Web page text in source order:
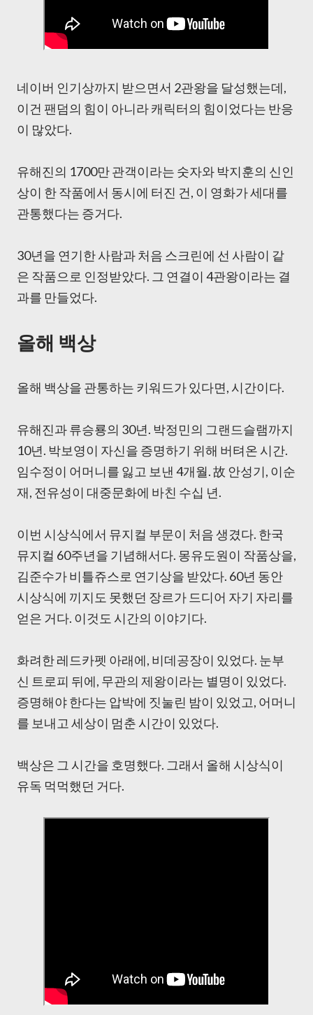
네이버 인기상까지 받으면서 2관왕을 달성했는데,
이건 팬덤의 힘이 아니라 캐릭터의 힘이었다는 반응
이 많았다.
유해진의 1700만 관객이라는 숫자와 박지훈의 신인
상이 한 작품에서 동시에 터진 건, 이 영화가 세대를
관통했다는 증거다.
30년을 연기한 사람과 처음 스크린에 선 사람이 같
은 작품으로 인정받았다. 그 연결이 4관왕이라는 결
과를 만들었다.
올해 백상
올해 백상을 관통하는 키워드가 있다면, 시간이다.
유해진과 류승룡의 30년. 박정민의 그랜드슬램까지
10년. 박보영이 자신을 증명하기 위해 버텨온 시간.
임수정이 어머니를 잃고 보낸 4개월. 故 안성기, 이순
재, 전유성이 대중문화에 바친 수십 년.
이번 시상식에서 뮤지컬 부문이 처음 생겼다. 한국
뮤지컬 60주년을 기념해서다. 몽유도원이 작품상을,
김준수가 비틀쥬스로 연기상을 받았다. 60년 동안
시상식에 끼지도 못했던 장르가 드디어 자기 자리를
얻은 거다. 이것도 시간의 이야기다.
화려한 레드카펫 아래에, 비데공장이 있었다. 눈부
신 트로피 뒤에, 무관의 제왕이라는 별명이 있었다.
증명해야 한다는 압박에 짓눌린 밤이 있었고, 어머니
를 보내고 세상이 멈춘 시간이 있었다.
백상은 그 시간을 호명했다. 그래서 올해 시상식이
유독 먹먹했던 거다.